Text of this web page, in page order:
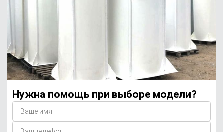
Нужна помощь при выборе модели?